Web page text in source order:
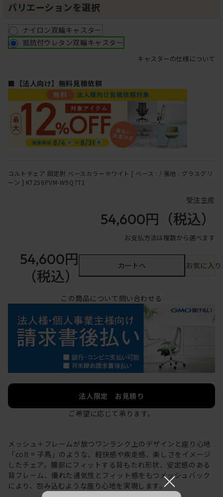
バリエーションを選択
ナイロン双輪キャスター
抵抗付ウレタン双輪キャスター
キャスターの仕様について
■【法人向け】無料見積依頼
コルトチェア 固定肘 ベースカラーホワイト [ ベース : / 張地 : グラスグリ
ーン ] KT256PVM-W9Q7T1
受注生産
54,600円 （税込）
お支払方法は複数から選べます
54,600円
（税込）
カートへ お気に入
この商品について問い合わせる
法人限定 お見積り
ご希望に応じて承ります。
メッシュ＋フレームが放つワンランク上のデザインと座り心地
「colt = 子馬」のような、軽快感や疾走感、楽しさをイメージ
したチェア。腰部にフィットする背もたれ形状、安定感のある
背フレーム、優れた通気性とフィット感をもつメッシュバック
により、包み込むような座り心地を実現します。×